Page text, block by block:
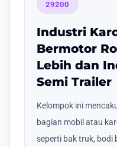
29200
Industri
Bermotor
Lebih dan
Semi Trailer
Kelompok ini
bagian mobil atau
seperti bak truk, bodi